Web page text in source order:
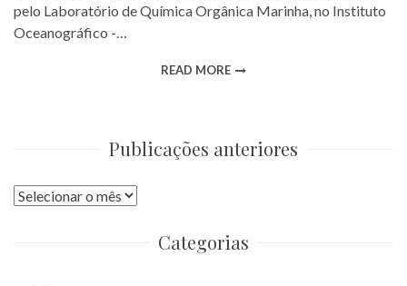
pelo Laboratório de Química Orgânica Marinha, no Instituto
Oceanográfico -…
READ MORE
Publicações anteriores
Publicações
Categorias